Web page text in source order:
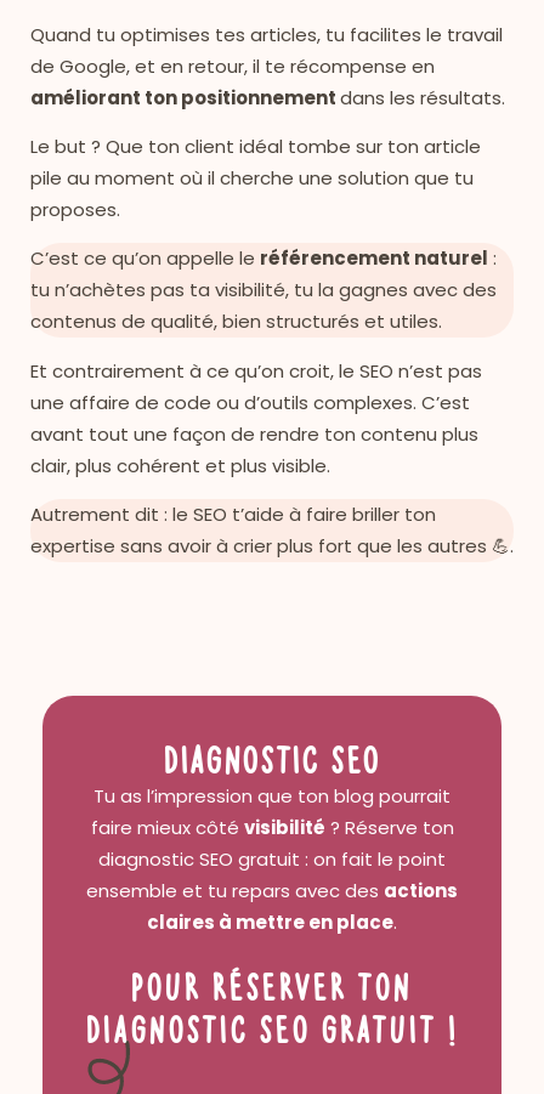
Quand tu optimises tes articles, tu facilites le travail
de Google, et en retour, il te récompense en
améliorant ton positionnementdans les résultats.
Le but ? Que ton client idéal tombe sur ton article
pile au moment où il cherche une solution que tu
proposes.
C’est ce qu’on appelle le référencement naturel :
tu n’achètes pas ta visibilité, tu la gagnes avec des
contenus de qualité, bien structurés et utiles.
Et contrairement à ce qu’on croit, le SEO n’est pas
une affaire de code ou d’outils complexes. C’est
avant tout une façon de rendre ton contenu plus
clair, plus cohérent et plus visible.
Autrement dit : le SEO t’aide à faire briller ton
expertise sans avoir à crier plus fort que les autres 💪.
Diagnostic SEO
Tu as l’impression que ton blog pourrait
faire mieux côté visibilité ? Réserve ton
diagnostic SEO gratuit : on fait le point
ensemble et tu repars avec des actions
claires à mettre en place.
Pour réserver ton
Diagnostic SEO gratuit !